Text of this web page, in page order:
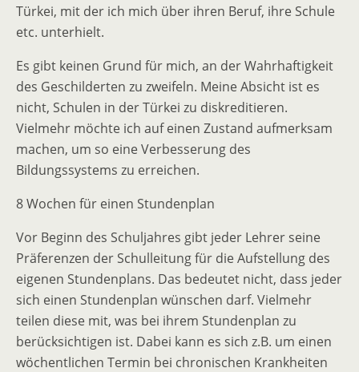
Türkei, mit der ich mich über ihren Beruf, ihre Schule
etc. unterhielt.
Es gibt keinen Grund für mich, an der Wahrhaftigkeit
des Geschilderten zu zweifeln. Meine Absicht ist es
nicht, Schulen in der Türkei zu diskreditieren.
Vielmehr möchte ich auf einen Zustand aufmerksam
machen, um so eine Verbesserung des
Bildungssystems zu erreichen.
8 Wochen für einen Stundenplan
Vor Beginn des Schuljahres gibt jeder Lehrer seine
Präferenzen der Schulleitung für die Aufstellung des
eigenen Stundenplans. Das bedeutet nicht, dass jeder
sich einen Stundenplan wünschen darf. Vielmehr
teilen diese mit, was bei ihrem Stundenplan zu
berücksichtigen ist. Dabei kann es sich z.B. um einen
wöchentlichen Termin bei chronischen Krankheiten